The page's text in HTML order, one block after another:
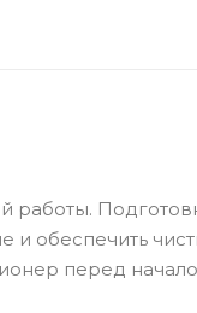
работы.
и обеспечить
перед